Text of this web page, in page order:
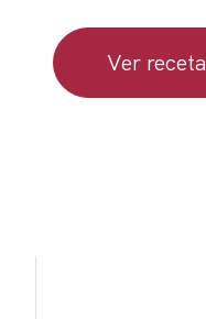
Ver receta